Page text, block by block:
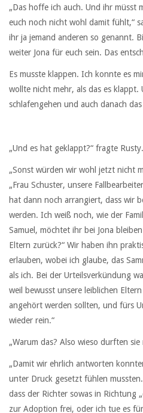
„Das hoffe ich auch. Und ihr müsst
euch noch nicht wohl damit fühlt,“
ihr ja jemand anderen so genannt.
weiter Jona für euch sein. Das
Es musste klappen. Ich konnte es
wollte nicht mehr, als das es
schlafengehen und auch danach
„Und es hat geklappt?“ fragte Rusty.
„Sonst würden wir wohl jetzt nicht
„Frau Schuster, unsere
hat dann noch arrangiert, dass wir
werden. Ich weiß noch, wie der
Samuel, möchtet ihr bei Jona
Eltern zurück?“ Wir haben ihn
erlauben, wobei ich glaube, das
als ich. Bei der Urteilsverkündung
weil bewusst unsere leiblichen
angehört werden sollten, und fürs
wieder rein.“
„Warum das? Also wieso durften sie
„Damit wir ehrlich antworten
unter Druck gesetzt fühlen
dass der Richter sowas in Richtung
zur Adoption frei, oder ich tue es